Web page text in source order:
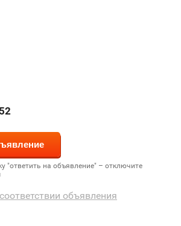
"ответить на объявление" – отключите
объявления